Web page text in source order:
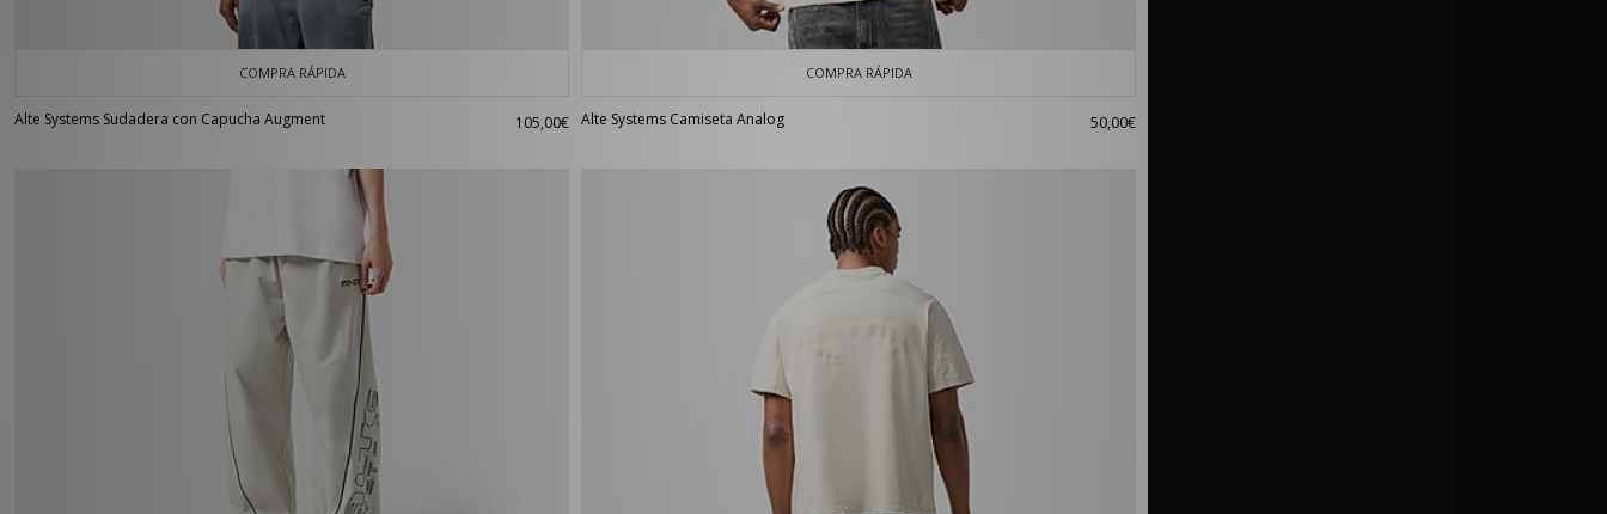
COMPRA RÁPIDA
Alte Systems Sudadera con Capucha Augment 105,00€
COMPRA RÁPIDA
Alte Systems Camiseta Analog 50,00€